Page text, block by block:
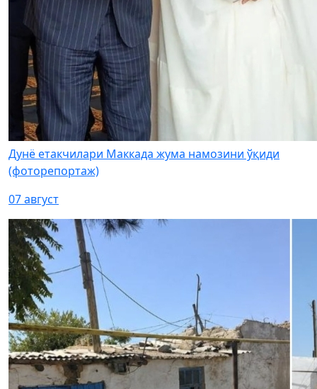
Дунё етакчилари Маккада жума намозини ўқиди
(фоторепортаж)
07 август